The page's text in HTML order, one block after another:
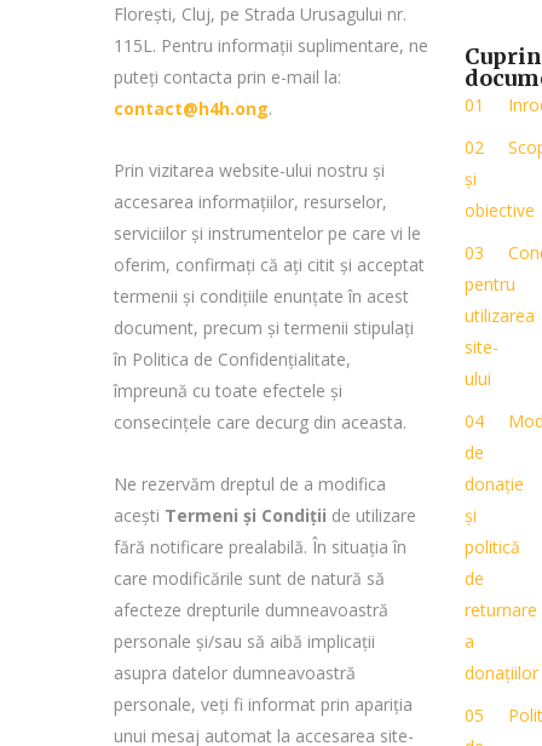
Florești, Cluj, pe Strada Urusagului nr.
115L. Pentru informații suplimentare, ne
puteți contacta prin e-mail la:
contact@h4h.ong.
Prin vizitarea website-ului nostru și
accesarea informațiilor, resurselor,
serviciilor și instrumentelor pe care vi le
oferim, confirmați că ați citit și acceptat
termenii și condițiile enunțate în acest
document, precum și termenii stipulați
în Politica de Confidențialitate,
împreună cu toate efectele și
consecințele care decurg din aceasta.
Ne rezervăm dreptul de a modifica
acești Termeni și Condiții de utilizare
fără notificare prealabilă. În situația în
care modificările sunt de natură să
afecteze drepturile dumneavoastră
personale și/sau să aibă implicații
asupra datelor dumneavoastră
personale, veți fi informat prin apariția
unui mesaj automat la accesarea site-
și
obiective
pentru
utilizarea
site-
ului
de
donație
și
politică
de
returnare
a
donațiilor